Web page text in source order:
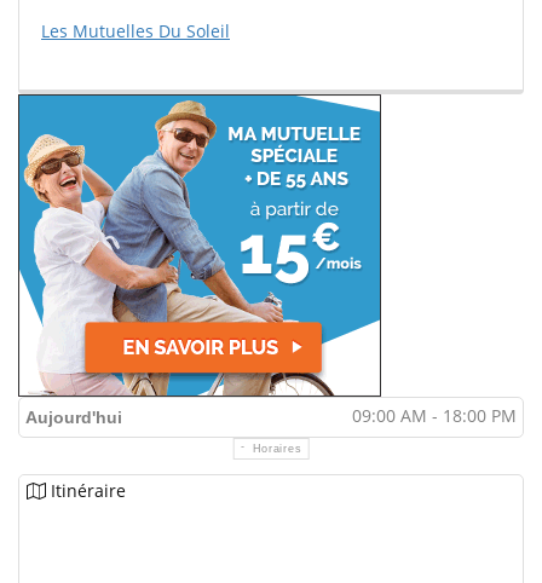
Les Mutuelles Du Soleil
Aujourd'hui 09:00 AM - 18:00 PM
Horaires
Itinéraire